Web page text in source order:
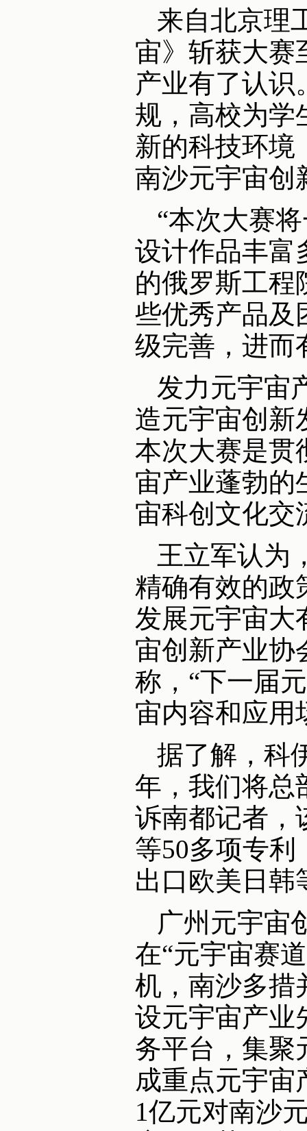
来自北京理
宙》斩获大赛
产业有了认识
规，高校为学
新的科技环境
南沙元宇宙创
“本次大赛
设计作品丰富
的俄罗斯工程
些优秀产品及
级完善，进而
发力元宇宙
造元宇宙创新
本次大赛是贯
宙产业蓬勃的
宙科创文化交
王立军认为
精确有效的政
发展元宇宙大
宙创新产业协
称，“下一届
宙内容和应用
据了解，科
年，我们将总
诉南都记者，
等50多项专
出口欧美日韩
广州元宇宙
在“元宇宙赛
机，南沙多措
设元宇宙产业
务平台，集聚
成重点元宇宙
1亿元对南沙